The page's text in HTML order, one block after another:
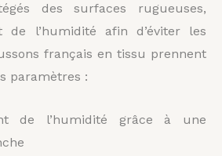
des surfaces rugueuses,
l’humidité afin d’éviter les
français en tissu prennent
paramètres :
de l’humidité grâce à une